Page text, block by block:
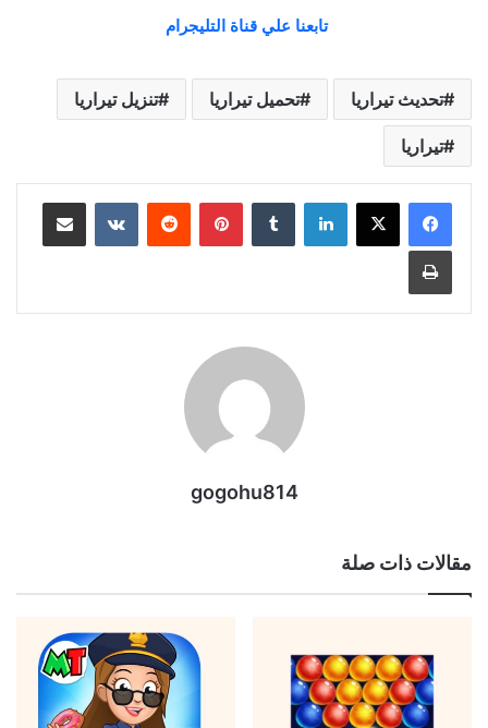
تابعنا علي قناة التليجرام
تحديث تيراريا تحميل تيراريا تنزيل تيراريا
تيراريا
لينكدإن بينتيريست مشاركة عبر البريد
طباعة
gogohu814
مقالات ذات صلة